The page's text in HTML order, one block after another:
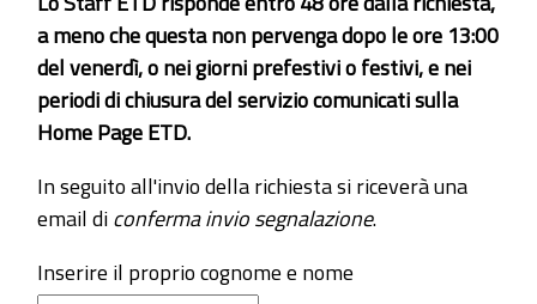
a meno che questa non pervenga dopo le ore 13:00
del venerdì, o nei giorni prefestivi o festivi, e nei
periodi di chiusura del servizio comunicati sulla
Home Page ETD.
In seguito all'invio della richiesta si riceverà una
email diconferma invio segnalazione.
Inserire il proprio cognome e nome